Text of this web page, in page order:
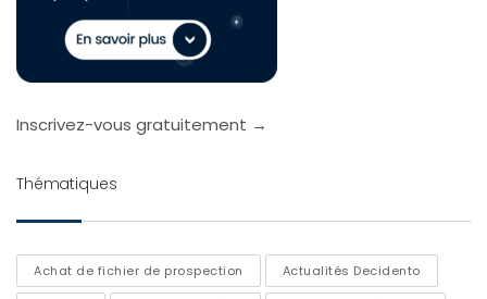
Inscrivez-vous gratuitement →
Thématiques
Achat de fichier de prospection Actualités Decidento